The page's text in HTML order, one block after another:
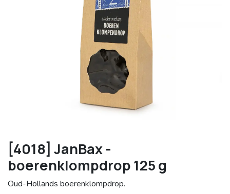
[4018] JanBax -
boerenklompdrop 125 g
Oud-Hollands boerenklompdrop.